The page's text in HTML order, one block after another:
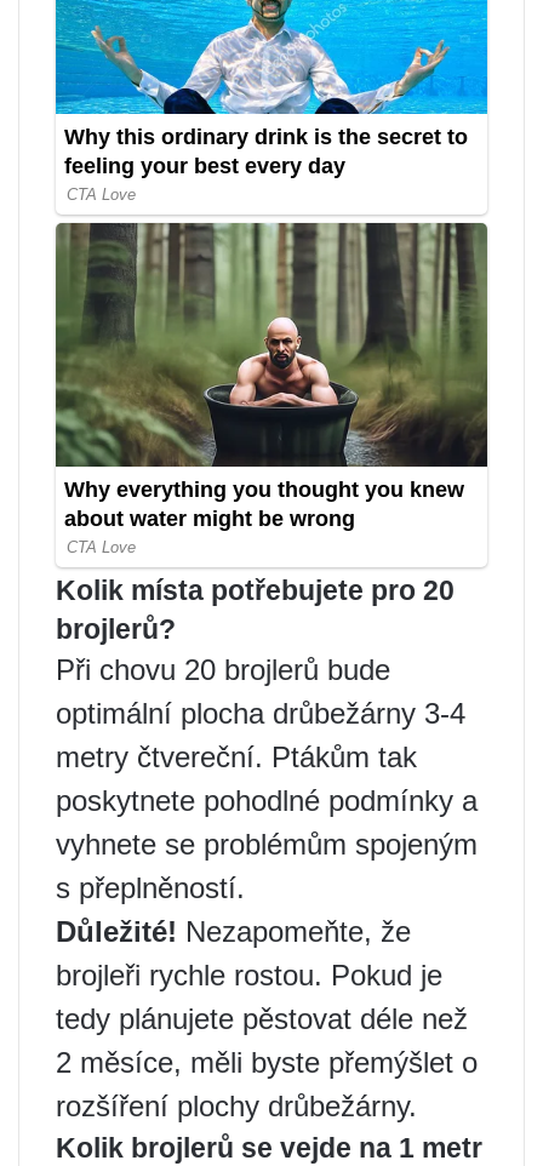
Kolik místa potřebujete pro 20
brojlerů?
Při chovu 20 brojlerů bude
optimální plocha drůbežárny 3-4
metry čtvereční. Ptákům tak
poskytnete pohodlné podmínky a
vyhnete se problémům spojeným
s přeplněností.
Důležité! Nezapomeňte, že
brojleři rychle rostou. Pokud je
tedy plánujete pěstovat déle než
2 měsíce, měli byste přemýšlet o
rozšíření plochy drůbežárny.
Kolik brojlerů se vejde na 1 metr